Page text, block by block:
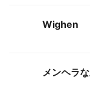
Wighen
メンヘラ